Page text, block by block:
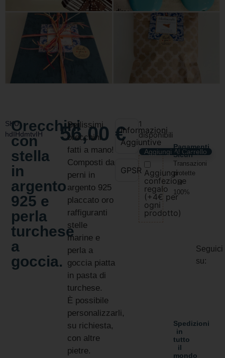
SKU:
hdIHdmtvIH
Orecchini
con
stella
in
argento
925 e
perla
turchese
a
goccia.
56,00 €
Bellissimi
orecchini
fatti a mano!
Composti da
perni in
argento 925
placcato oro
raffiguranti
stelle
marine e
perla a
goccia piatta
in pasta di
turchese.
È possibile
personalizzarli,
su richiesta,
con altre
pietre.
Informazioni
Aggiuntive
GPSR
1
disponibili
Aggiungi Al Carrello
Aggiungi
confezione
regalo
(+4€ per
ogni
prodotto)
Pagamenti
Sicuri
Transazioni
protette
al
100%
Spedizioni
in
tutto
il
mondo
Seguici
su: